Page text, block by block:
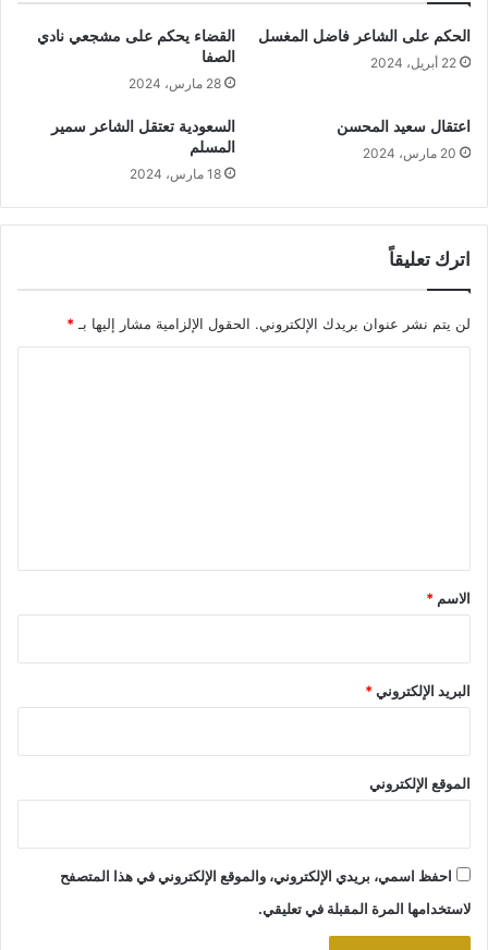
الحكم على الشاعر فاضل المغسل
22 أبريل، 2024
القضاء يحكم على مشجعي نادي
الصفا
28 مارس، 2024
اعتقال سعيد المحسن
20 مارس، 2024
السعودية تعتقل الشاعر سمير
المسلم
18 مارس، 2024
اترك تعليقاً
لن يتم نشر عنوان بريدك الإلكتروني. الحقول الإلزامية مشار إليها بـ*
*
الاسم *
البريد الإلكتروني*
الموقع الإلكتروني
احفظ اسمي، بريدي الإلكتروني، والموقع الإلكتروني في هذا المتصفح
لاستخدامها المرة المقبلة في تعليقي.